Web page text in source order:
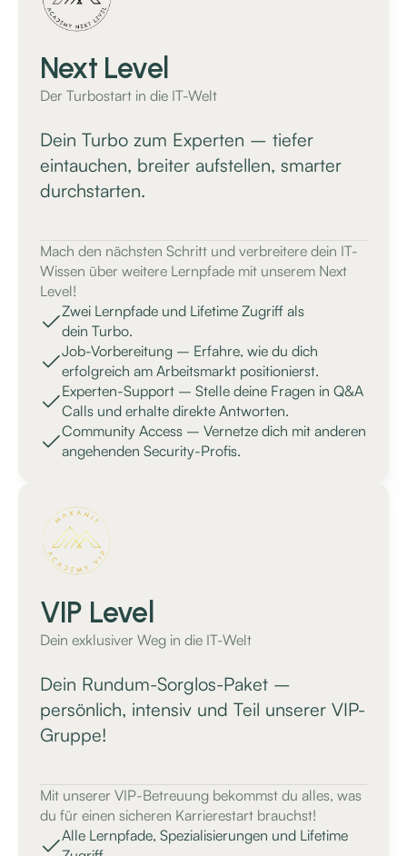
Next Level
Der Turbostart in die IT-Welt
Dein Turbo zum Experten – tiefer
eintauchen, breiter aufstellen, smarter
durchstarten.
Mach den nächsten Schritt und verbreitere dein IT-
Wissen über weitere Lernpfade mit unserem Next
Level!
Zwei Lernpfade und Lifetime Zugriff als
dein Turbo.
Job-Vorbereitung – Erfahre, wie du dich
erfolgreich am Arbeitsmarkt positionierst.
Experten-Support – Stelle deine Fragen in Q&A
Calls und erhalte direkte Antworten.
Community Access – Vernetze dich mit anderen
angehenden Security-Profis.
VIP Level
Dein exklusiver Weg in die IT-Welt
Dein Rundum-Sorglos-Paket –
persönlich, intensiv und Teil unserer VIP-
Gruppe!
Mit unserer VIP-Betreuung bekommst du alles, was
du für einen sicheren Karrierestart brauchst!
Alle Lernpfade, Spezialisierungen und Lifetime